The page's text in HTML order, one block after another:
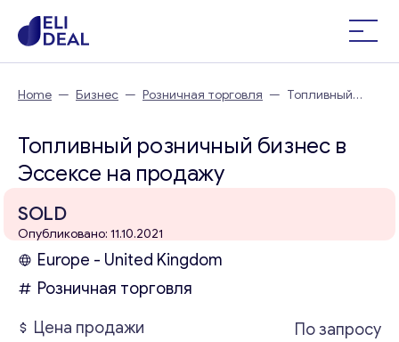
Home — Бизнес — Розничная торговля — Топливный
Топливный розничный бизнес в
Эссексе на продажу
SOLD
Опубликовано: 11.10.2021
Europe - United Kingdom
Розничная торговля
Цена продажи
По запросу